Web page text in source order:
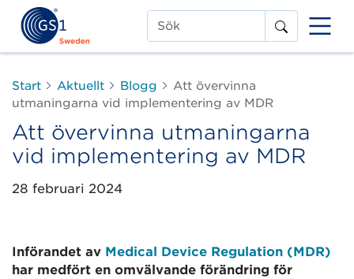
Sök
Start Aktuellt Blogg
Att övervinna
utmaningarna vid implementering av MDR
Att övervinna utmaningarna
vid implementering av MDR
28 februari 2024
Införandet av Medical Device Regulation (MDR)
har medfört en omvälvande förändring för